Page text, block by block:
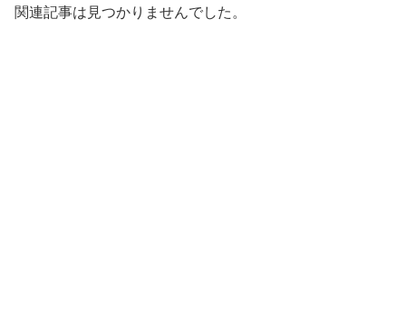
関連記事は見つかりませんでした。